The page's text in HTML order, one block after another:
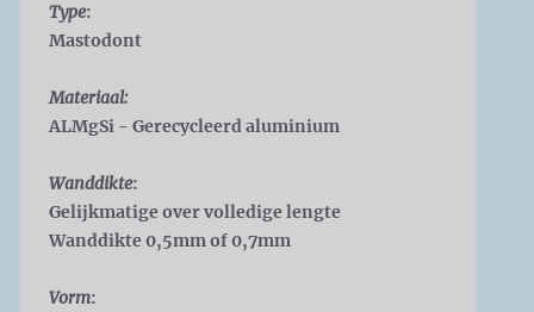
Type:
Mastodont
Materiaal:
ALMgSi - Gerecycleerd aluminium
Wanddikte:
Gelijkmatige over volledige lengte
Wanddikte 0,5mm of 0,7mm
Vorm: